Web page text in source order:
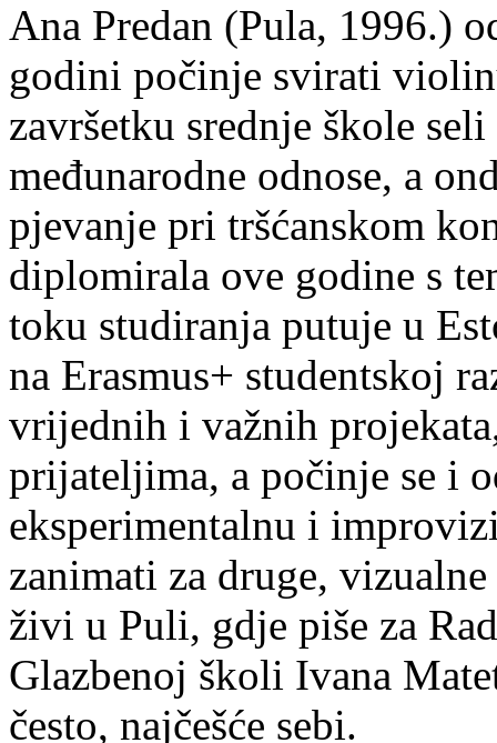
Ana Predan (Pula, 1996.)
godini počinje svirati
završetku srednje škole
međunarodne odnose, a
pjevanje pri tršćanskom
diplomirala ove godine s
toku studiranja putuje u
na Erasmus+ studentskoj
vrijednih i važnih
prijateljima, a počinje se i
eksperimentalnu i
zanimati za druge,
živi u Puli, gdje piše za
Glazbenoj školi Ivana
često, najčešće sebi.